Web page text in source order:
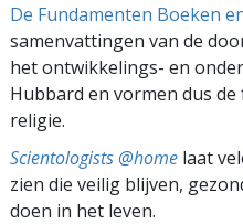
De Fundamenten Boeken
samenvattingen van de
het ontwikkelings- en
Hubbard en vormen dus
religie.
Scientologists @home laat
zien die veilig blijven,
doen in het leven.